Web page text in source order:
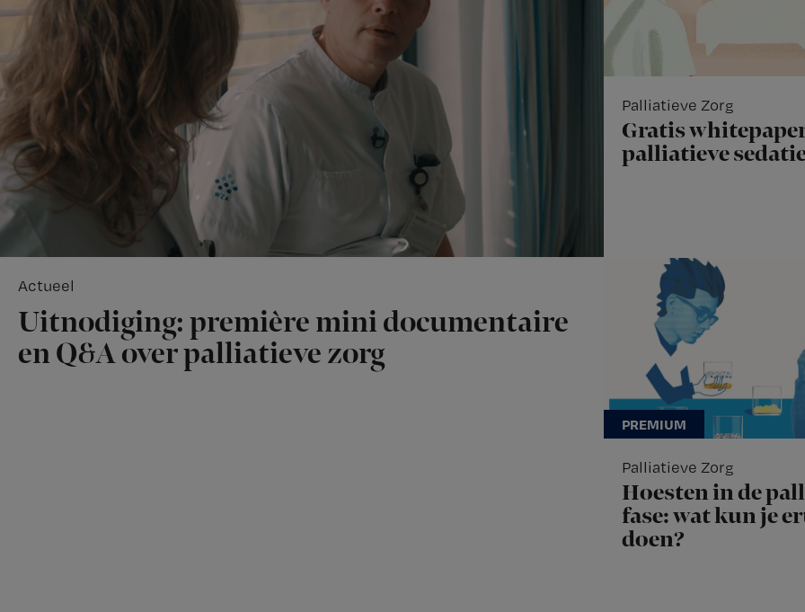
Actueel
Uitnodiging: première mini documentaire
en Q&A over palliatieve zorg
Palliatieve Zorg
Gratis
palliatieve
Palliatieve Zorg
Hoesten in de
fase: wat kun je
doen?